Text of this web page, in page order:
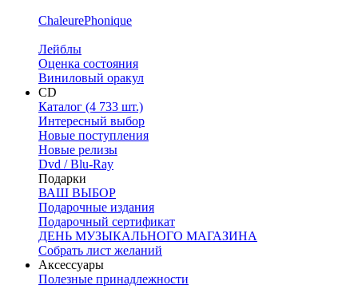
ChaleurePhonique
Лейблы
Оценка состояния
Виниловый оракул
CD
Каталог (4 733 шт.)
Интересный выбор
Новые поступления
Новые релизы
Dvd / Blu-Ray
Подарки
ВАШ ВЫБОР
Подарочные издания
Подарочный сертификат
ДЕНЬ МУЗЫКАЛЬНОГО МАГАЗИНА
Собрать лист желаний
Аксессуары
Полезные принадлежности